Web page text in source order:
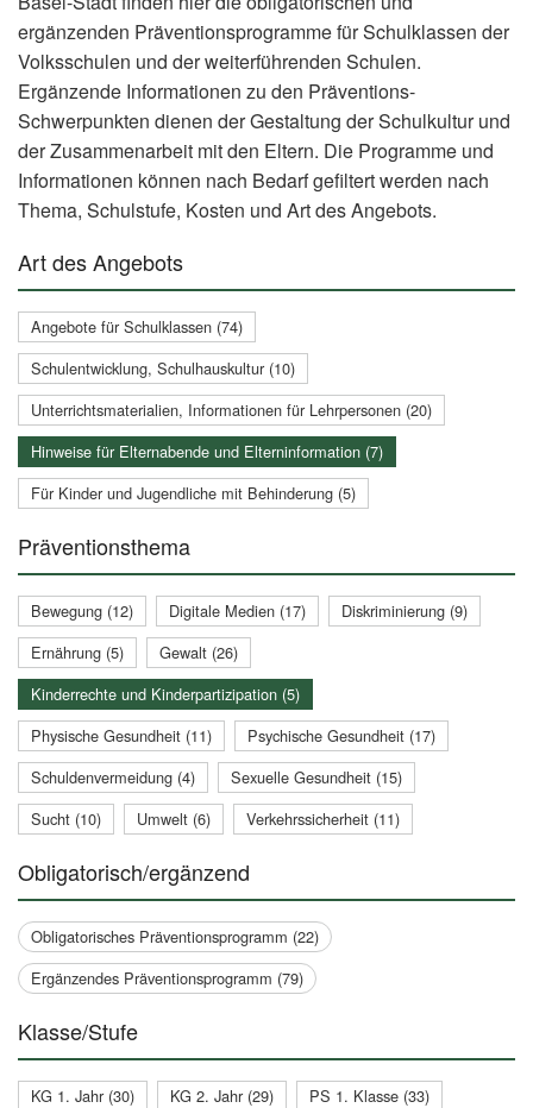
ergänzenden Präventionsprogramme für Schulklassen der
Volksschulen und der weiterführenden Schulen.
Ergänzende Informationen zu den Präventions-
Schwerpunkten dienen der Gestaltung der Schulkultur und
der Zusammenarbeit mit den Eltern. Die Programme und
Informationen können nach Bedarf gefiltert werden nach
Thema, Schulstufe, Kosten und Art des Angebots.
Art des Angebots
Angebote für Schulklassen (74)
Schulentwicklung, Schulhauskultur (10)
Unterrichtsmaterialien, Informationen für Lehrpersonen (20)
Hinweise für Elternabende und Elterninformation (7)
Für Kinder und Jugendliche mit Behinderung (5)
Präventionsthema
Bewegung (12) Digitale Medien (17)
Diskriminierung (9)
Ernährung (5)
Gewalt (26)
Kinderrechte und Kinderpartizipation (5)
Physische Gesundheit (11)
Psychische Gesundheit (17)
Schuldenvermeidung (4)
Sexuelle Gesundheit (15)
Sucht (10)
Umwelt (6) Verkehrssicherheit (11)
Obligatorisch/ergänzend
Obligatorisches Präventionsprogramm (22)
Ergänzendes Präventionsprogramm (79)
Klasse/Stufe
KG 1. Jahr (30) KG 2. Jahr (29)
PS 1. Klasse (33)